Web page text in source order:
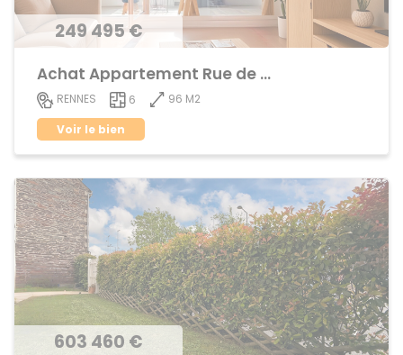
249 495 €
Achat Appartement Rue de Nantes
RENNES 6
96 M2
Voir le bien
603 460 €